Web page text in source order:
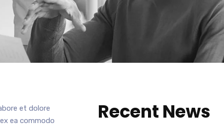
et dolore
ea commodo
Recent News